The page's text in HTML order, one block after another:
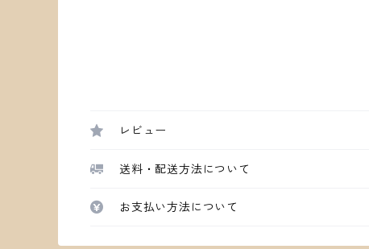
レビュー
送料・配送方法について
お支払い方法について